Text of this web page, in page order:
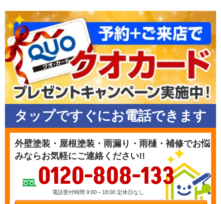
タップですぐにお電話できます
外壁塗装・屋根塗装・雨漏り・雨樋・補修でお悩
みならお気軽にご連絡ください!!
0120-808-133
電話受付時間 9:00～18:00 定休日なし